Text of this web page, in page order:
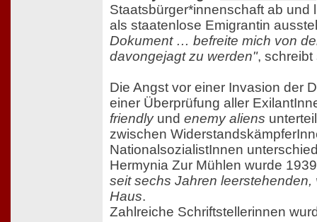
Staatsbürger*innenschaft ab und
als staatenlose Emigrantin
Dokument … befreite mich von
davongejagt zu werden", schreibt
Die Angst vor einer Invasion der
einer Überprüfung aller
friendlyund enemy aliens
zwischen
NationalsozialistInnen
Hermynia Zur Mühlen wurde
seit sechs Jahren leerstehenden,
Haus.
Zahlreiche Schriftstellerinnen